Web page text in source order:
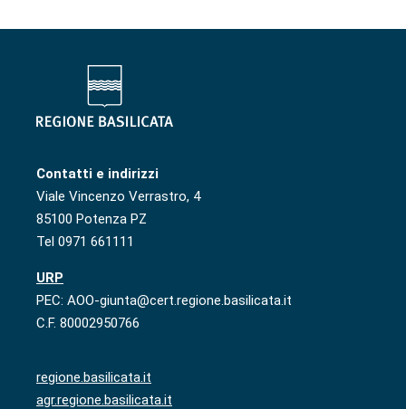
Contatti e indirizzi
Viale Vincenzo Verrastro, 4
85100 Potenza PZ
Tel 0971 661111
URP
PEC: AOO-giunta@cert.regione.basilicata.it
C.F. 80002950766
regione.basilicata.it
agr.regione.basilicata.it